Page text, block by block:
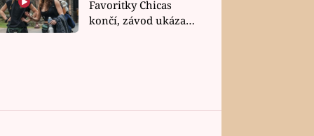
Favoritky Chicas
končí, závod ukázal